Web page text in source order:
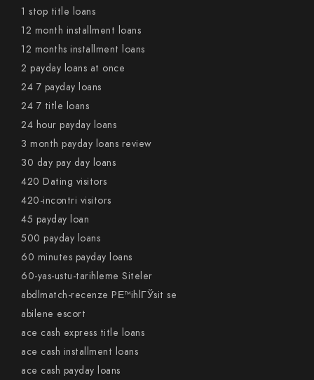
1 stop title loans
12 month installment loans
12 months installment loans
2 payday loans at once
24 7 payday loans
24 7 title loans
24 hour payday loans
3 month payday loans review
30 day pay day loans
420 Dating visitors
420-incontri visitors
45 payday loan
500 payday loans
60 minutes payday loans
60-yas-ustu-tarihleme Siteler
abdlmatch-recenze PЕ™ihlГЎsit se
abilene escort
ace cash express title loans
ace cash installment loans
ace cash payday loans